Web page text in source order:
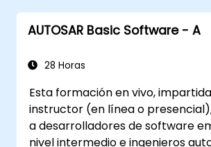
AUTOSAR Basic Software - A
28 Horas
Esta formación en vivo,
instructor (en línea o
a desarrolladores de software
nivel intermedio e ingenieros